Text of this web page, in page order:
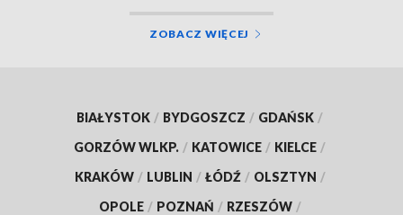
ZOBACZ WIĘCEJ
BIAŁYSTOK / BYDGOSZCZ / GDAŃSK /
GORZÓW WLKP. / KATOWICE / KIELCE /
KRAKÓW / LUBLIN / ŁÓDŹ / OLSZTYN /
OPOLE / POZNAŃ / RZESZÓW /